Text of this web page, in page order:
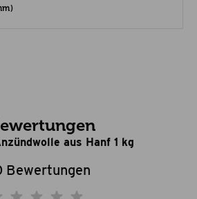
aus Hanf 1 kg
Bewertungen